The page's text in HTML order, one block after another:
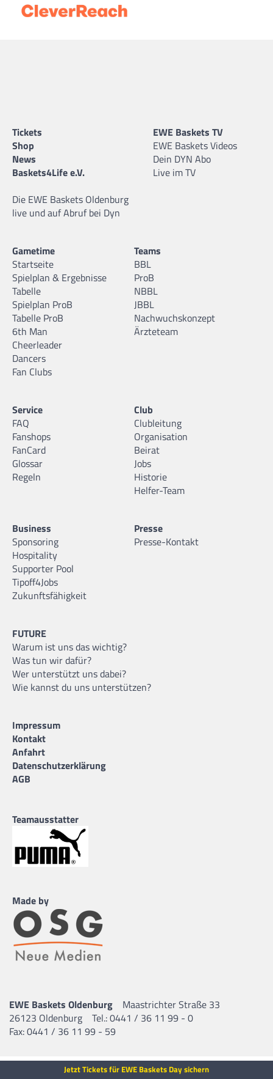
Jetzt Tickets für EWE Baskets Day sichern
Tickets
Shop
News
Baskets4Life e.V.
Die EWE Baskets Oldenburg
live und auf Abruf bei Dyn
EWE Baskets TV
EWE Baskets Videos
Dein DYN Abo
Live im TV
Gametime
Startseite
Spielplan & Ergebnisse
Tabelle
Spielplan ProB
Tabelle ProB
6th Man
Cheerleader
Dancers
Fan Clubs
Teams
BBL
ProB
NBBL
JBBL
Nachwuchskonzept
Ärzteteam
Service
FAQ
Fanshops
FanCard
Glossar
Regeln
Club
Clubleitung
Organisation
Beirat
Jobs
Historie
Helfer-Team
Business
Sponsoring
Hospitality
Supporter Pool
Tipoff4Jobs
Zukunftsfähigkeit
Presse
Presse-Kontakt
FUTURE
Warum ist uns das wichtig?
Was tun wir dafür?
Wer unterstützt uns dabei?
Wie kannst du uns unterstützen?
Impressum
Kontakt
Anfahrt
Datenschutzerklärung
AGB
Teamausstatter
Made by
EWE Baskets Oldenburg
Maastrichter Straße 33
26123 Oldenburg
Tel.: 0441 / 36 11 99 - 0
Fax: 0441 / 36 11 99 - 59